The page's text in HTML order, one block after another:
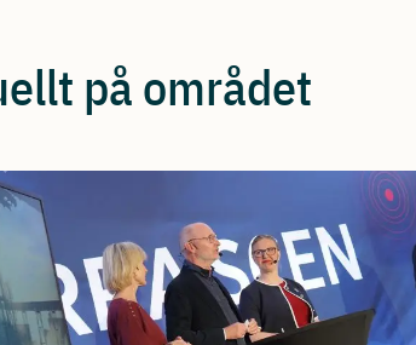
på området